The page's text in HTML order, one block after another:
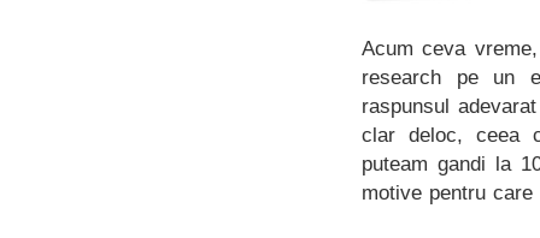
Acum ceva
research pe un
raspunsul
clar deloc, ceea
puteam gandi la
motive pentru